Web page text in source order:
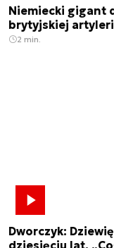
Niemiecki gigant
brytyjskiej
2 min.
Dworczyk:
dziesięciu lat.